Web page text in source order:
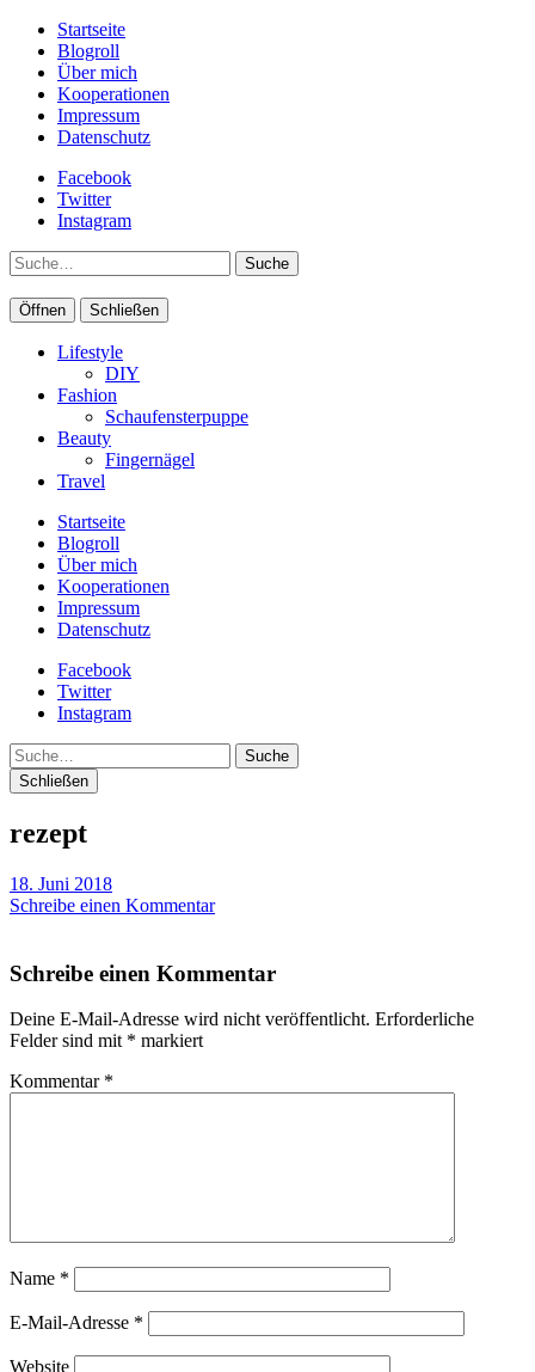
Startseite
Blogroll
Über mich
Kooperationen
Impressum
Datenschutz
Facebook
Twitter
Instagram
Suche
Öffnen Schließen
Lifestyle
DIY
Fashion
Schaufensterpuppe
Beauty
Fingernägel
Travel
Startseite
Blogroll
Über mich
Kooperationen
Impressum
Datenschutz
Facebook
Twitter
Instagram
Suche
Schließen
rezept
18. Juni 2018
Schreibe einen Kommentar
Schreibe einen Kommentar
Deine E-Mail-Adresse wird nicht veröffentlicht. Erforderliche
Felder sind mit * markiert
Kommentar *
Name *
E-Mail-Adresse *
Website